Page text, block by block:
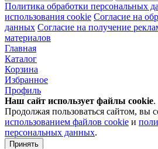
Политика обработки персональных
использования cookie Согласие на
данных Согласие на получение
материалов
Главная
Каталог
Корзина
Избранное
Профиль
Наш сайт использует файлы cookie.
Продолжая пользоваться сайтом, вы
использованием файлов cookie и
персональных данных.
Принять